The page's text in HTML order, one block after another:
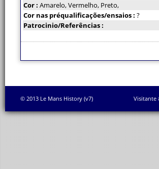
Cor : Amarelo, Vermelho, Preto,
Cor nas préqualificações/ensaios : ?
Patrocinio/Referências :
© 2013 Le Mans History (v7) Visitante